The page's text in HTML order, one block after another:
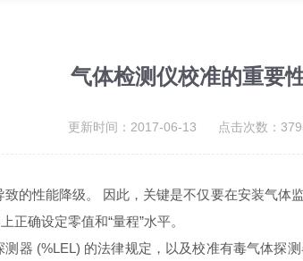
气体检测仪校准的重要
更新时间：2017-06-13 点击次数：
的性能降级。 因此，关键是不仅要在安装气
确设定零值和“量程”水平。
器 (%LEL) 的法律规定，以及校准有毒气体探